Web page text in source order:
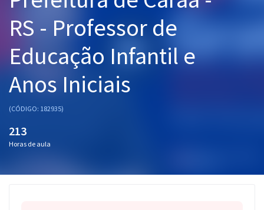
Graduação
OAB
Mentorias
Conteúdo gratuito
RS - Professor de
Educação Infantil e
Anos Iniciais
(CÓDIGO: 182935)
213
Horas de aula